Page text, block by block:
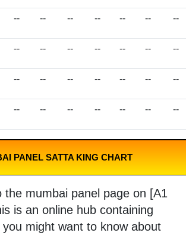
-- -- -- -- -- -- --
-- -- -- -- -- -- --
-- -- -- -- -- -- --
-- -- -- -- -- -- --
PANEL SATTA KING CHART
the mumbai panel page on [A1
is an online hub containing
might want to know about